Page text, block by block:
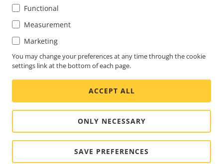
Experience Center
Engineering at Axis
ABONNIEREN
Newsletter abonnieren
Abonnieren Sie die E-Mails mit
Sicherheitsbenachrichtigungen von Axis
SWITZERLAND / DEUTSCH NEWSROOM
Social
Media
Facebook
Linkedin
Youtube
X
(Twitter)
Instagram
Cookie settings Impressum
Functional
Measurement
Marketing
You may change your preferences at any time through the cookie
settings link at the bottom of each page.
ACCEPT ALL
ONLY NECESSARY
SAVE PREFERENCES